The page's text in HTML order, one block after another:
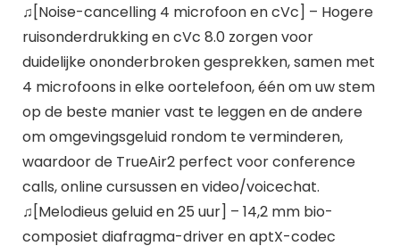
♫[Noise-cancelling 4 microfoon en cVc] – Hogere
ruisonderdrukking en cVc 8.0 zorgen voor
duidelijke ononderbroken gesprekken, samen met
4 microfoons in elke oortelefoon, één om uw stem
op de beste manier vast te leggen en de andere
om omgevingsgeluid rondom te verminderen,
waardoor de TrueAir2 perfect voor conference
calls, online cursussen en video/voicechat.
♫[Melodieus geluid en 25 uur] – 14,2 mm bio-
composiet diafragma-driver en aptX-codec